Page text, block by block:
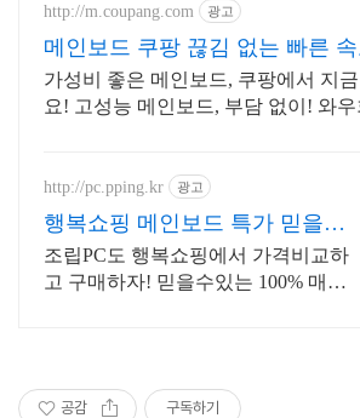
http://m.coupang.com 광고
메인보드 쿠팡 끊김 없는 빠른
가성비 좋은 메인보드, 쿠팡에서 지
요! 고성능 메인보드, 부담 없이! 와
http://pc.pping.kr 광고
행복쇼핑 메인보드 특가 믿을수
있는 100% 매매보호
조립PC도 행복쇼핑에서 가격비교하
고 구매하자! 믿을수있는 100% 매매
공감 구독하기